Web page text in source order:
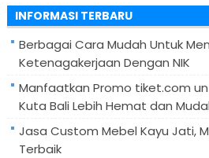
INFORMASI TERBARU
Berbagai Cara Mudah Untuk
Ketenagakerjaan Dengan NIK
Manfaatkan Promo tiket.com
Kuta Bali Lebih Hemat dan
Jasa Custom Mebel Kayu Jati,
Terbaik